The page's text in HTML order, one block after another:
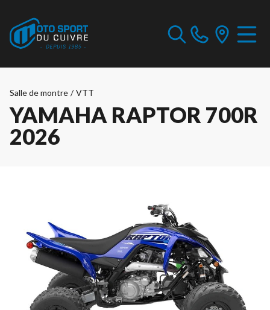
Salle de montre / VTT
YAMAHA RAPTOR 700R
2026